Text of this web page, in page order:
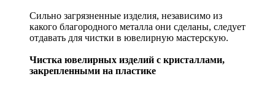
Сильно загрязненные изделия, независимо из
какого благородного металла они сделаны, следует
отдавать для чистки в ювелирную мастерскую.
Чистка ювелирных изделий с кристаллами,
закрепленными на пластике